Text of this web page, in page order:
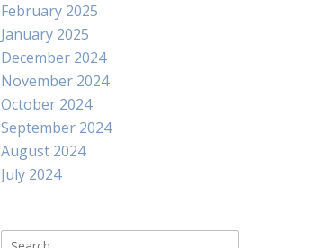
February 2025
January 2025
December 2024
November 2024
October 2024
September 2024
August 2024
July 2024
Search